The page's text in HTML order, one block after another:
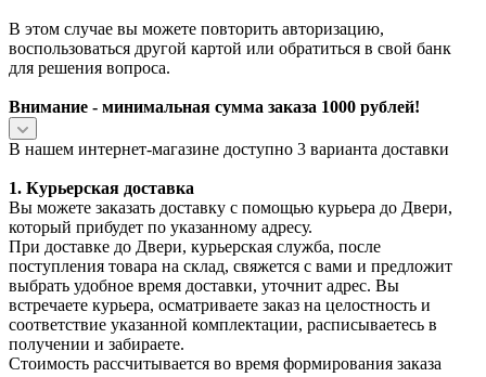
В этом случае вы можете повторить авторизацию,
воспользоваться другой картой или обратиться в свой банк
для решения вопроса.
Внимание - минимальная сумма заказа 1000 рублей!
В нашем интернет-магазине доступно 3 варианта доставки
1. Курьерская доставка
Вы можете заказать доставку с помощью курьера до Двери,
который прибудет по указанному адресу.
При доставке до Двери, курьерская служба, после
поступления товара на склад, свяжется с вами и предложит
выбрать удобное время доставки, уточнит адрес. Вы
встречаете курьера, осматриваете заказ на целостность и
соответствие указанной комплектации, расписываетесь в
получении и забираете.
Стоимость рассчитывается во время формирования заказа